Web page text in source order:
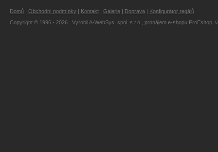
Domů | Obchodní podmínky | Kontakt | Galerie | Doprava | Konfigurátor regálů
Copyright © 1996 - 2026 VyrobilA-WebSys, spol. s r.o. , pronájem e-shopu ProEshop ,